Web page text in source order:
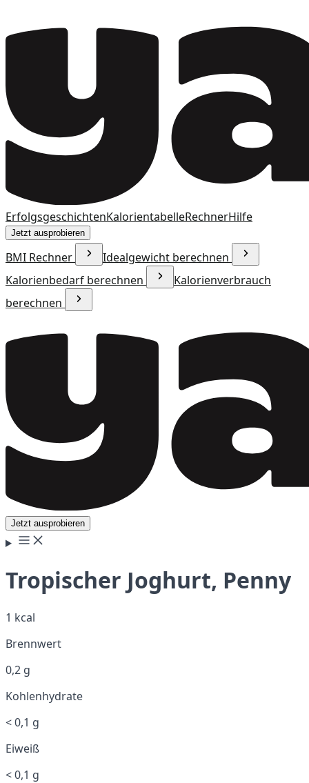
ErfolgsgeschichtenKalorientabelleRechnerHilfe
Jetzt ausprobieren
BMI Rechner
Idealgewicht berechnen
Kalorienbedarf berechnen
Kalorienverbrauch
berechnen
Jetzt ausprobieren
Tropischer Joghurt, Penny
1 kcal
Brennwert
0,2 g
Kohlenhydrate
< 0,1 g
Eiweiß
< 0,1 g